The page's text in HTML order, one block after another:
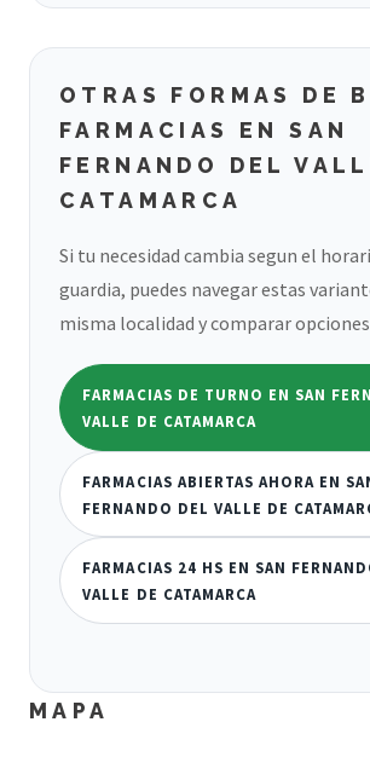
OTRAS FORMAS DE
FARMACIAS EN SAN
FERNANDO DEL
CATAMARCA
Si tu necesidad cambia segun el
guardia, puedes navegar estas
misma localidad y comparar
FARMACIAS DE TURNO EN SAN
VALLE DE CATAMARCA
FARMACIAS ABIERTAS AHORA EN
FERNANDO DEL VALLE DE
FARMACIAS 24 HS EN SAN
VALLE DE CATAMARCA
MAPA